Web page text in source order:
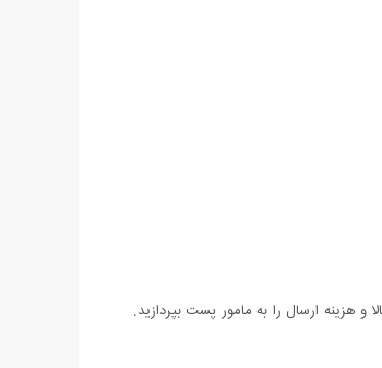
ارسال را به مامور پست بپردازید.